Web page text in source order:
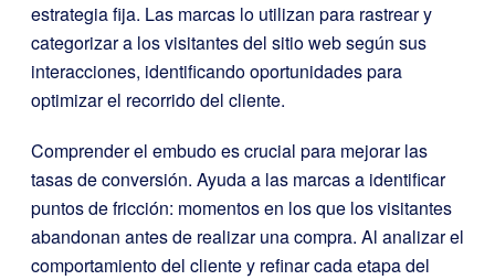
estrategia fija. Las marcas lo utilizan para rastrear y
categorizar a los visitantes del sitio web según sus
interacciones, identificando oportunidades para
optimizar el recorrido del cliente.
Comprender el embudo es crucial para mejorar las
tasas de conversión. Ayuda a las marcas a identificar
puntos de fricción: momentos en los que los visitantes
abandonan antes de realizar una compra. Al analizar el
comportamiento del cliente y refinar cada etapa del